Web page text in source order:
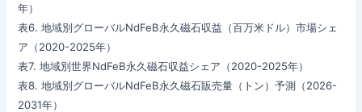
年）
表6. 地域別グローバルNdFeB永久磁石収益（百万米ドル）市場シェ
ア（2020-2025年）
表7. 地域別世界NdFeB永久磁石収益シェア（2020-2025年）
表8. 地域別グローバルNdFeB永久磁石販売量（トン）予測（2026-
2031年）